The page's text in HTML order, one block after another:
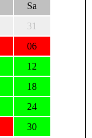
Sa
31
06
12
18
24
30